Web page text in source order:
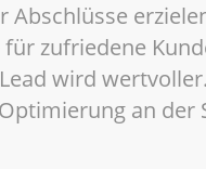
Abschlüsse
zufriedene
wird wertvoller.
an der